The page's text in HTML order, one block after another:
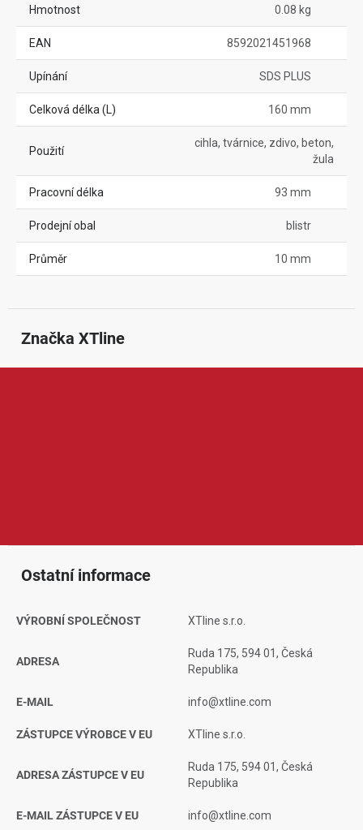
Hmotnost 0.08 kg
EAN 8592021451968
Upínání SDS PLUS
Celková délka (L) 160 mm
Použití
cihla, tvárnice, zdivo, beton,
žula
Pracovní délka 93 mm
Prodejní obal blistr
Průměr 10 mm
Značka XTline
Ostatní informace
VÝROBNÍ SPOLEČNOST XTline s.r.o.
ADRESA
Ruda 175, 594 01, Česká
Republika
E-MAIL info@xtline.com
ZÁSTUPCE VÝROBCE V EU XTline s.r.o.
ADRESA ZÁSTUPCE V EU
Ruda 175, 594 01, Česká
Republika
E-MAIL ZÁSTUPCE V EU info@xtline.com